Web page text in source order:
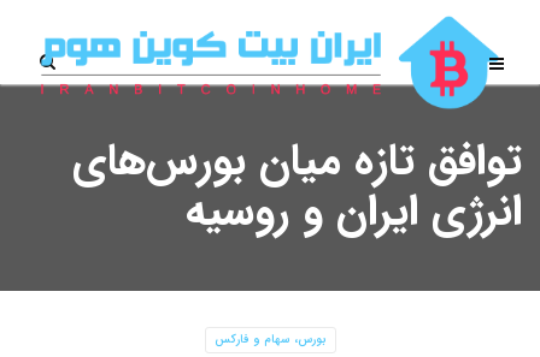
توافق تازه میان بورس‌های
انرژی ایران و روسیه
بورس، سهام و فارکس